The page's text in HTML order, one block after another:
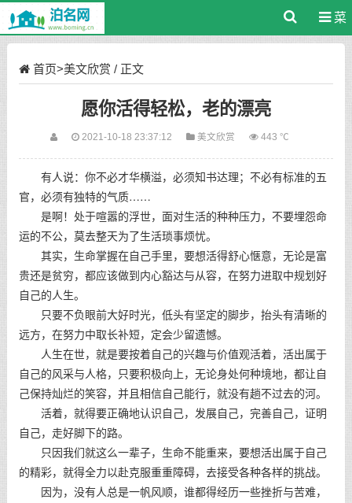
菜
首页>美文欣赏 / 正文
愿你活得轻松，老的漂亮
2021-10-18 23:37:12 美文欣赏 443 ℃
有人说：你不必才华横溢，必须知书达理；不必有标准的五
官，必须有独特的气质……
是啊！处于喧嚣的浮世，面对生活的种种压力，不要埋怨命
运的不公，莫去整天为了生活琐事烦忧。
其实，生命掌握在自己手里，要想活得舒心惬意，无论是富
贵还是贫穷，都应该做到内心豁达与从容，在努力进取中规划好
自己的人生。
只要不负眼前大好时光，低头有坚定的脚步，抬头有清晰的
远方，在努力中取长补短，定会少留遗憾。
人生在世，就是要按着自己的兴趣与价值观活着，活出属于
自己的风采与人格，只要积极向上，无论身处何种境地，都让自
己保持灿烂的笑容，并且相信自己能行，就没有趟不过去的河。
活着，就得要正确地认识自己，发展自己，完善自己，证明
自己，走好脚下的路。
只因我们就这么一辈子，生命不能重来，要想活出属于自己
的精彩，就得全力以赴克服重重障碍，去接受各种各样的挑战。
因为，没有人总是一帆风顺，谁都得经历一些挫折与苦难，